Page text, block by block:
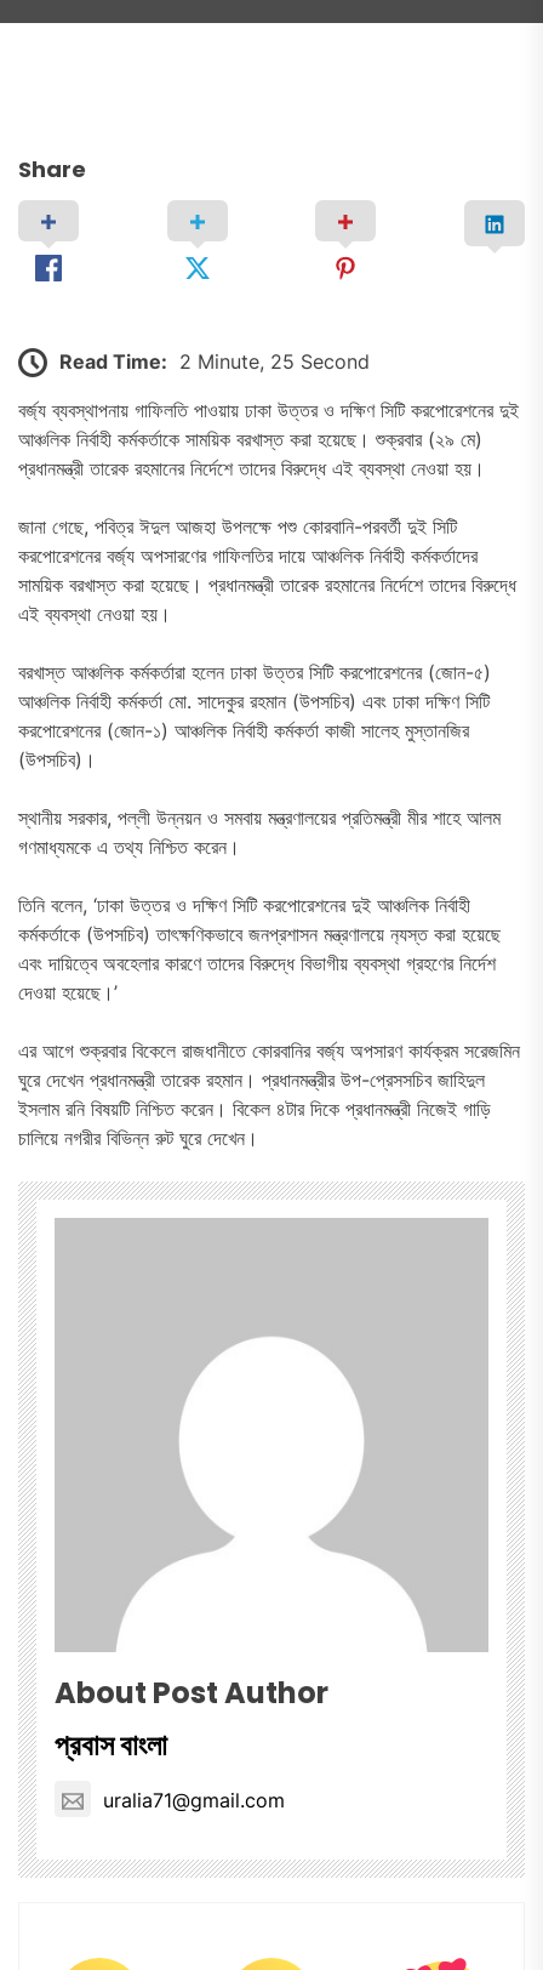
Share
Read Time: 2 Minute, 25 Second
বর্জ্য ব্যবস্থাপনায় গাফিলতি পাওয়ায় ঢাকা উত্তর ও দক্ষিণ সিটি করপোরেশনের দুই
আঞ্চলিক নির্বাহী কর্মকর্তাকে সাময়িক বরখাস্ত করা হয়েছে। শুক্রবার (২৯ মে)
প্রধানমন্ত্রী তারেক রহমানের নির্দেশে তাদের বিরুদ্ধে এই ব্যবস্থা নেওয়া হয়।
জানা গেছে, পবিত্র ঈদুল আজহা উপলক্ষে পশু কোরবানি-পরবর্তী দুই সিটি
করপোরেশনের বর্জ্য অপসারণের গাফিলতির দায়ে আঞ্চলিক নির্বাহী কর্মকর্তাদের
সাময়িক বরখাস্ত করা হয়েছে। প্রধানমন্ত্রী তারেক রহমানের নির্দেশে তাদের বিরুদ্ধে
এই ব্যবস্থা নেওয়া হয়।
বরখাস্ত আঞ্চলিক কর্মকর্তারা হলেন ঢাকা উত্তর সিটি করপোরেশনের (জোন-৫)
আঞ্চলিক নির্বাহী কর্মকর্তা মো. সাদেকুর রহমান (উপসচিব) এবং ঢাকা দক্ষিণ সিটি
করপোরেশনের (জোন-১) আঞ্চলিক নির্বাহী কর্মকর্তা কাজী সালেহ মুস্তানজির
(উপসচিব)।
স্থানীয় সরকার, পল্লী উন্নয়ন ও সমবায় মন্ত্রণালয়ের প্রতিমন্ত্রী মীর শাহে আলম
গণমাধ্যমকে এ তথ্য নিশ্চিত করেন।
তিনি বলেন, ‘ঢাকা উত্তর ও দক্ষিণ সিটি করপোরেশনের দুই আঞ্চলিক নির্বাহী
কর্মকর্তাকে (উপসচিব) তাৎক্ষণিকভাবে জনপ্রশাসন মন্ত্রণালয়ে ন‍্যস্ত করা হয়েছে
এবং দায়িত্বে অবহেলার কারণে তাদের বিরুদ্ধে বিভাগীয় ব্যবস্থা গ্রহণের নির্দেশ
দেওয়া হয়েছে।’
এর আগে শুক্রবার বিকেলে রাজধানীতে কোরবানির বর্জ্য অপসারণ কার্যক্রম সরেজমিন
ঘুরে দেখেন প্রধানমন্ত্রী তারেক রহমান। প্রধানমন্ত্রীর উপ-প্রেসসচিব জাহিদুল
ইসলাম রনি বিষয়টি নিশ্চিত করেন। বিকেল ৪টার দিকে প্রধানমন্ত্রী নিজেই গাড়ি
চালিয়ে নগরীর বিভিন্ন রুট ঘুরে দেখেন।
About Post Author
প্রবাস বাংলা
uralia71@gmail.com